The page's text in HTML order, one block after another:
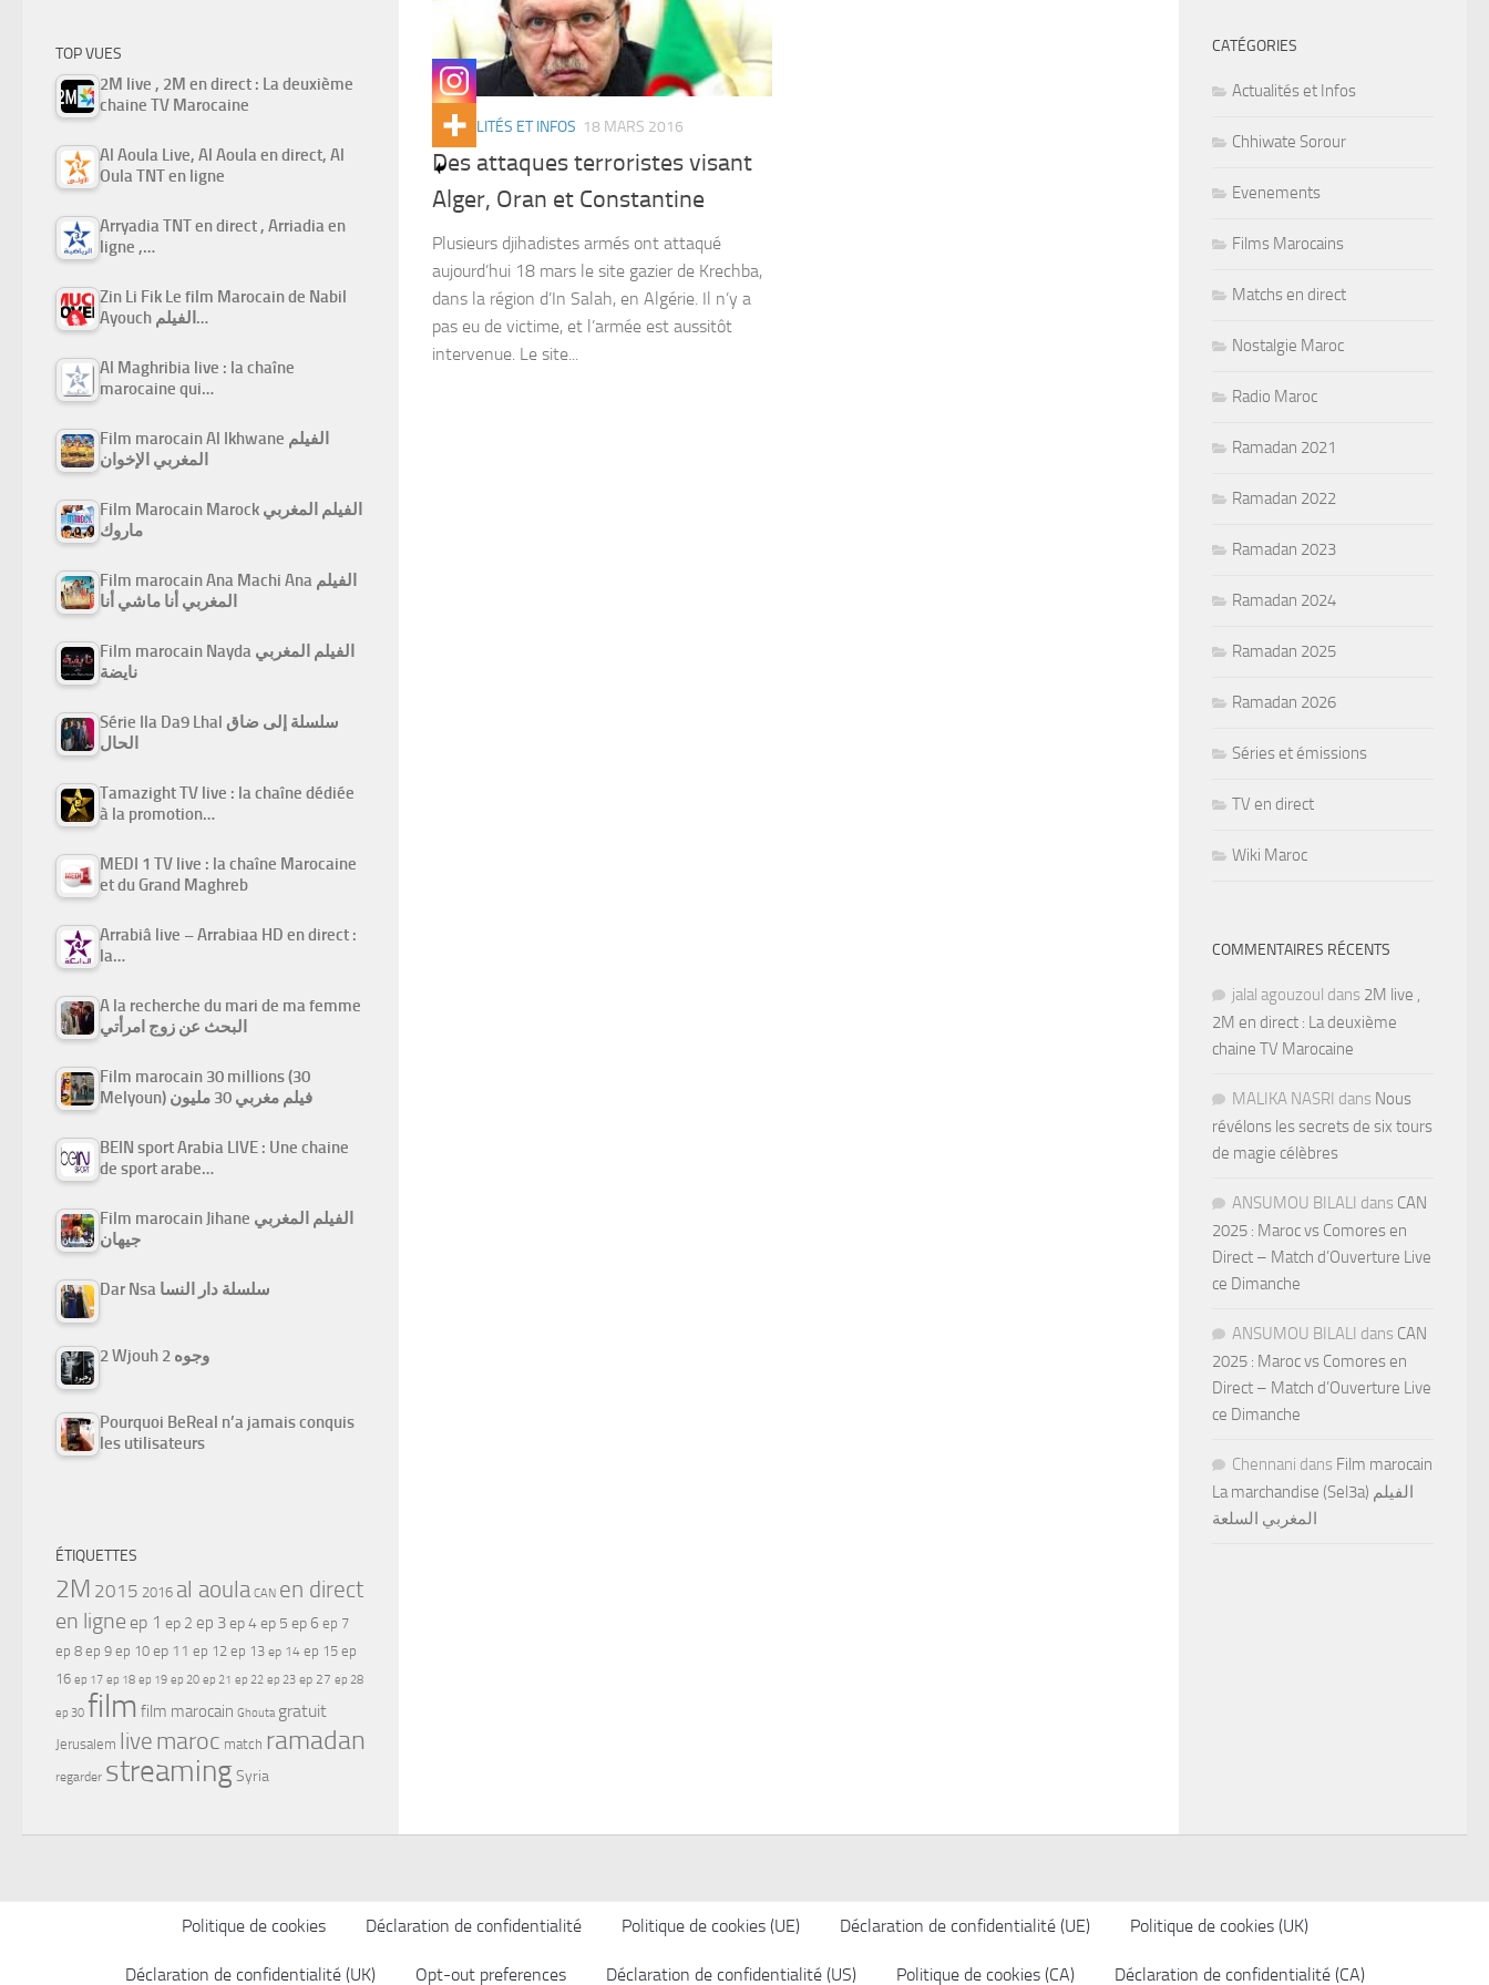
ACTUALITÉS ET INFOS 18 MARS 2016
Des attaques terroristes visant
Alger, Oran et Constantine
Plusieurs djihadistes armés ont attaqué
aujourd’hui 18 mars le site gazier de Krechba,
dans la région d’In Salah, en Algérie. Il n’y a
pas eu de victime, et l’armée est aussitôt
intervenue. Le site...
TOP VUES
2M live , 2M en direct : La deuxième
chaine TV Marocaine
Al Aoula Live, Al Aoula en direct, Al
Oula TNT en ligne
Arryadia TNT en direct , Arriadia en
ligne ,…
Zin Li Fik Le film Marocain de Nabil
Ayouch الفيلم…
Al Maghribia live : la chaîne
marocaine qui…
Film marocain Al Ikhwane الفيلم
المغربي الإخوان
Film Marocain Marock الفيلم المغربي
ماروك
Film marocain Ana Machi Ana الفيلم
المغربي أنا ماشي أنا
Film marocain Nayda الفيلم المغربي
نايضة
Série Ila Da9 Lhal سلسلة إلى ضاق
الحال
Tamazight TV live : la chaîne dédiée
à la promotion…
MEDI 1 TV live : la chaîne Marocaine
et du Grand Maghreb
Arrabiâ live – Arrabiaa HD en direct :
la…
A la recherche du mari de ma femme
البحث عن زوج امرأتي
Film marocain 30 millions (30
Melyoun) فيلم مغربي 30 مليون
BEIN sport Arabia LIVE : Une chaine
de sport arabe…
Film marocain Jihane الفيلم المغربي
جيهان
Dar Nsa سلسلة دار النسا
2 Wjouh 2 وجوه
Pourquoi BeReal n’a jamais conquis
les utilisateurs
ÉTIQUETTES
2M 2015 2016 al aoula CAN en direct
en ligne ep 1 ep 2 ep 3ep 4ep 5 ep 6 ep 7
ep 8 ep 9 ep 10 ep 11 ep 12 ep 13 ep 14 ep 15 ep
16 ep 17 ep 18 ep 19 ep 20 ep 21 ep 22 ep 23 ep 27 ep 28
ep 30 film film marocain Ghouta gratuit
Jerusalem live maroc match ramadan
regarder streamingSyria
CATÉGORIES
Actualités et Infos
Chhiwate Sorour
Evenements
Films Marocains
Matchs en direct
Nostalgie Maroc
Radio Maroc
Ramadan 2021
Ramadan 2022
Ramadan 2023
Ramadan 2024
Ramadan 2025
Ramadan 2026
Séries et émissions
TV en direct
Wiki Maroc
COMMENTAIRES RÉCENTS
jalal agouzoul dans 2M live ,
2M en direct : La deuxième
chaine TV Marocaine
MALIKA NASRI dans Nous
révélons les secrets de six tours
de magie célèbres
ANSUMOU BILALI dans CAN
2025 : Maroc vs Comores en
Direct – Match d’Ouverture Live
ce Dimanche
ANSUMOU BILALI dans CAN
2025 : Maroc vs Comores en
Direct – Match d’Ouverture Live
ce Dimanche
Chennani dans Film marocain
La marchandise (Sel3a) الفيلم
المغربي السلعة
Politique de cookies Déclaration de confidentialité Politique de cookies (UE) Déclaration de confidentialité (UE) Politique de cookies (UK)
Déclaration de confidentialité (UK) Opt-out preferences Déclaration de confidentialité (US) Politique de cookies (CA) Déclaration de confidentialité (CA)